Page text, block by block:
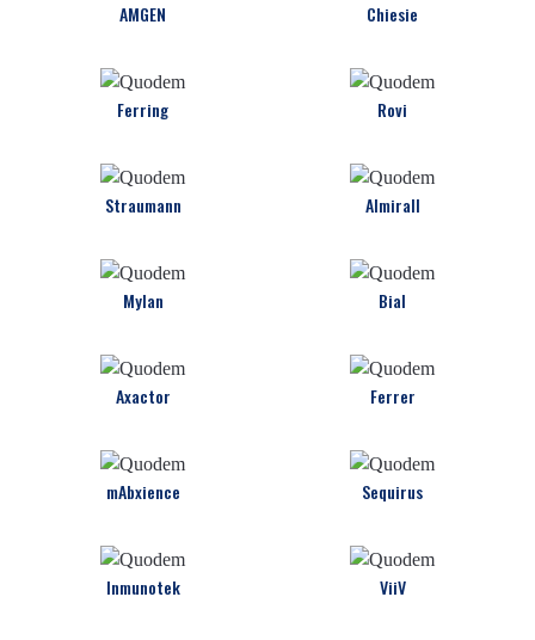
AMGEN Chiesie
Ferring Rovi
Straumann Almirall
Mylan Bial
Axactor Ferrer
mAbxience Sequirus
Inmunotek ViiV